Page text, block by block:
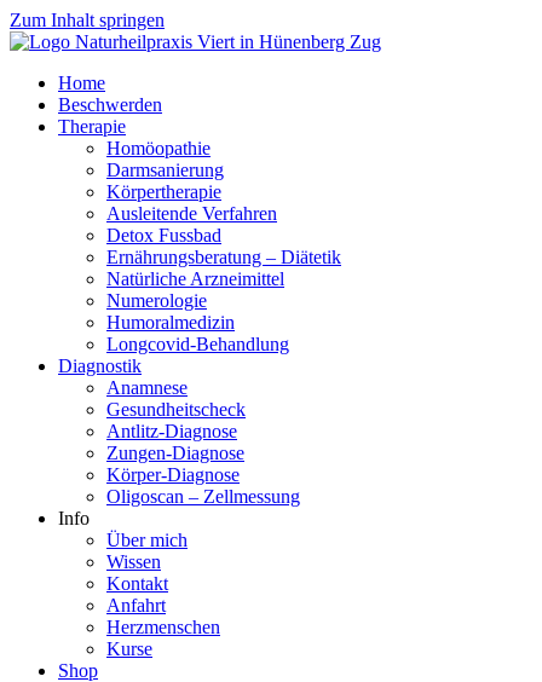
Zum Inhalt springen
Home
Beschwerden
Therapie
Homöopathie
Darmsanierung
Körpertherapie
Ausleitende Verfahren
Detox Fussbad
Ernährungsberatung – Diätetik
Natürliche Arzneimittel
Numerologie
Humoralmedizin
Longcovid-Behandlung
Diagnostik
Anamnese
Gesundheitscheck
Antlitz-Diagnose
Zungen-Diagnose
Körper-Diagnose
Oligoscan – Zellmessung
Info
Über mich
Wissen
Kontakt
Anfahrt
Herzmenschen
Kurse
Shop